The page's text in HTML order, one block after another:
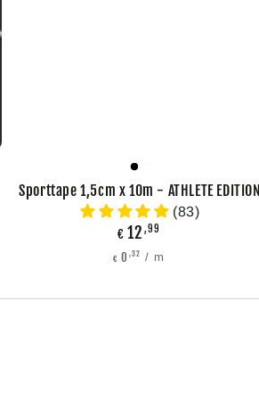
EDITION
4
Rollen
-
Black
Rollen
-
White
Sporttape 1,5cm x 10m - ATHLETE EDITION
(83)
Regulärer
€ 12 ,99
Stückpreis
€ 0 ,32 / pro
m